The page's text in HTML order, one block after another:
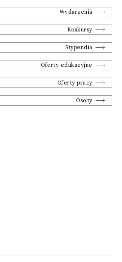
Wydarzenia
Konkursy
Stypendia
Oferty edukacyjne
Oferty pracy
Osoby